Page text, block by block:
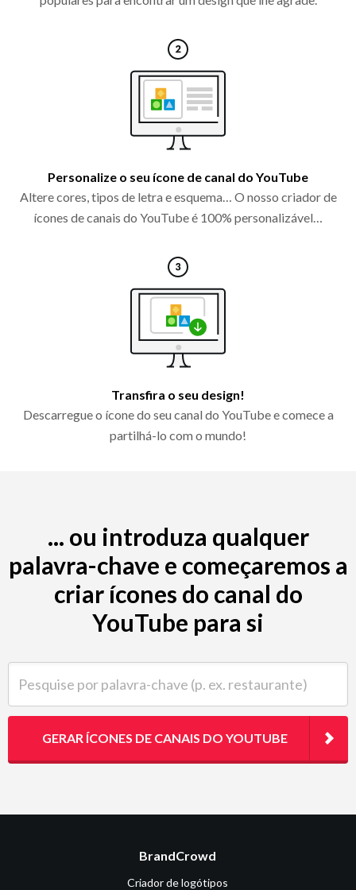
Personalize o seu ícone de canal do YouTube
Altere cores, tipos de letra e esquema… O nosso criador de
ícones de canais do YouTube é 100% personalizável…
Transfira o seu design!
Descarregue o ícone do seu canal do YouTube e comece a
partilhá-lo com o mundo!
... ou introduza qualquer
palavra-chave e começaremos a
criar ícones do canal do
YouTube para si
GERAR ÍCONES DE CANAIS DO YOUTUBE
BrandCrowd
Criador de logótipos